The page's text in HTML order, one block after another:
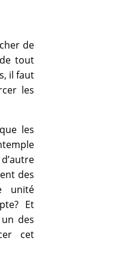
de
tout
il faut
les
les
des
unité
Et
des
cet